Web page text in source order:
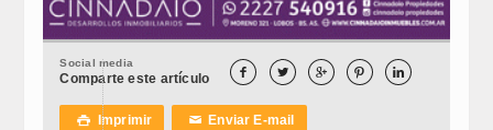
Social media
Comparte este artículo     
 Imprimir ✉Enviar E-mail